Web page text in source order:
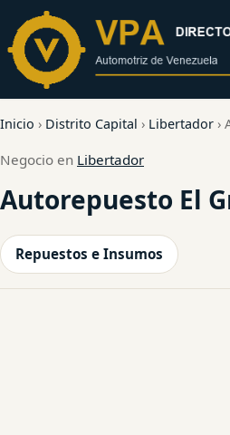
contenido
Inicio › Distrito Capital › Libertador ›
Negocio en Libertador
Autorepuesto El
Repuestos e Insumos